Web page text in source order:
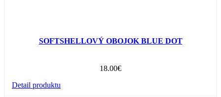
SOFTSHELLOVÝ OBOJOK BLUE DOT
18.00€
Detail produktu